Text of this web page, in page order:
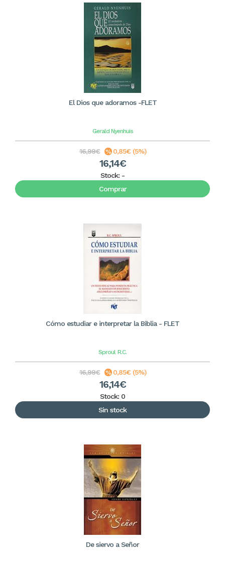
El Dios que adoramos -FLET
Gerald Nyenhuis
16,99€ 0,85€ (5%)
16,14€
Stock: -
Comprar
Cómo estudiar e interpretar la Biblia - FLET
Sproul R.C.
16,99€ 0,85€ (5%)
16,14€
Stock: 0
Sin stock
De siervo a Señor